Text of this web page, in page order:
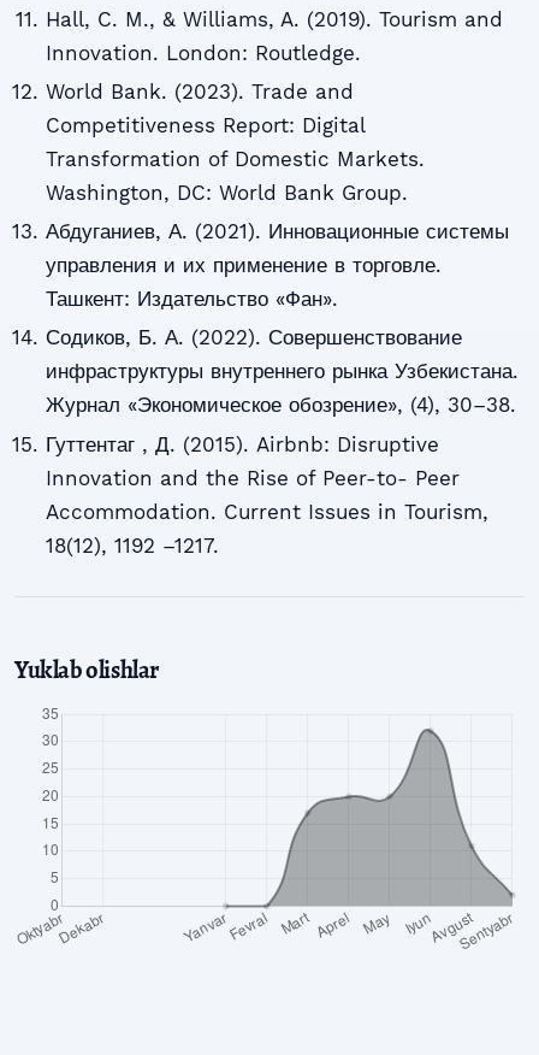
Hall, C. M., & Williams, A. (2019). Tourism and
Innovation. London: Routledge.
World Bank. (2023). Trade and
Competitiveness Report: Digital
Transformation of Domestic Markets.
Washington, DC: World Bank Group.
Абдуганиев, А. (2021). Инновационные системы
управления и их применение в торговле.
Ташкент: Издательство «Фан».
Содиков, Б. А. (2022). Совершенствование
инфраструктуры внутреннего рынка Узбекистана.
Журнал «Экономическое обозрение», (4), 30–38.
Гуттентаг , Д. (2015). Airbnb: Disruptive
Innovation and the Rise of Peer-to- Peer
Accommodation. Current Issues in Tourism,
18(12), 1192 –1217.
Yuklab olishlar